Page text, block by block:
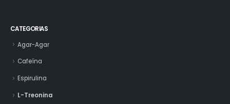
Veja Mais
Blog
Contato